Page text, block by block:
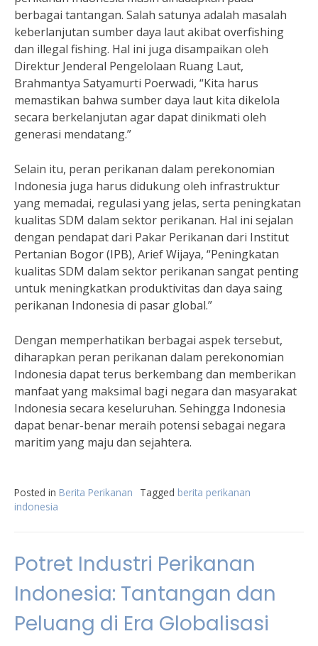
berbagai tantangan. Salah satunya adalah masalah
keberlanjutan sumber daya laut akibat overfishing
dan illegal fishing. Hal ini juga disampaikan oleh
Direktur Jenderal Pengelolaan Ruang Laut,
Brahmantya Satyamurti Poerwadi, “Kita harus
memastikan bahwa sumber daya laut kita dikelola
secara berkelanjutan agar dapat dinikmati oleh
generasi mendatang.”
Selain itu, peran perikanan dalam perekonomian
Indonesia juga harus didukung oleh infrastruktur
yang memadai, regulasi yang jelas, serta peningkatan
kualitas SDM dalam sektor perikanan. Hal ini sejalan
dengan pendapat dari Pakar Perikanan dari Institut
Pertanian Bogor (IPB), Arief Wijaya, “Peningkatan
kualitas SDM dalam sektor perikanan sangat penting
untuk meningkatkan produktivitas dan daya saing
perikanan Indonesia di pasar global.”
Dengan memperhatikan berbagai aspek tersebut,
diharapkan peran perikanan dalam perekonomian
Indonesia dapat terus berkembang dan memberikan
manfaat yang maksimal bagi negara dan masyarakat
Indonesia secara keseluruhan. Sehingga Indonesia
dapat benar-benar meraih potensi sebagai negara
maritim yang maju dan sejahtera.
Posted in Berita Perikanan Tagged berita perikanan
indonesia
Potret Industri Perikanan
Indonesia: Tantangan dan
Peluang di Era Globalisasi